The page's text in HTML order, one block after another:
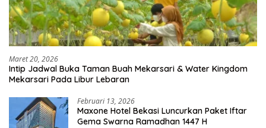
Maret 20, 2026
Intip Jadwal Buka Taman Buah Mekarsari & Water Kingdom
Mekarsari Pada Libur Lebaran
Februari 13, 2026
Maxone Hotel Bekasi Luncurkan Paket Iftar
Gema Swarna Ramadhan 1447 H